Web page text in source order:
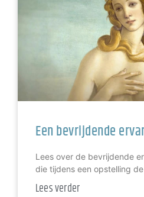
Een bevrijdende
Lees over de bevrijdende
die tijdens een opstelling
Lees verder